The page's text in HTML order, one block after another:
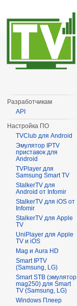
Разработчикам
API
Настройка ПО
TVClub для Android
Эмулятор IPTV
приставок для
Android
TVPlayer для
Samsung Smart TV
StalkerTV для
Android от Infomir
StalkerTV для iOS от
Infomir
StalkerTV для Apple
TV
UniPlayer для Apple
TV и iOS
Mag и Aura HD
Smart IPTV
(Samsung, LG)
Smart STB (эмулятор
mag250) для Smart
TV (Samsung, LG)
Windows Плеер